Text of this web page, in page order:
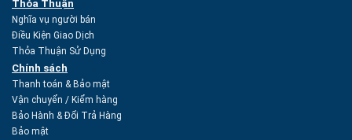
Thỏa Thuận
Nghĩa vụ người bán
Điều Kiện Giao Dịch
Thỏa Thuận Sử Dụng
Chính sách
Thanh toán & Bảo mật
Vận chuyển / Kiểm hàng
Bảo Hành & Đổi Trả Hàng
Bảo mật